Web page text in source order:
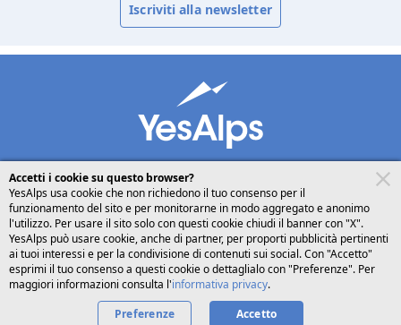
Iscriviti alla newsletter
desktop seguici su condividi
Italiano
Privacy Cookies Chi siamo
Accetti i cookie su questo browser?
YesAlps usa cookie che non richiedono il tuo consenso per il
funzionamento del sito e per monitorarne in modo aggregato e anonimo
l'utilizzo. Per usare il sito solo con questi cookie chiudi il banner con "X".
YesAlps può usare cookie, anche di partner, per proporti pubblicità pertinenti
ai tuoi interessi e per la condivisione di contenuti sui social. Con "Accetto"
esprimi il tuo consenso a questi cookie o dettaglialo con "Preferenze". Per
maggiori informazioni consulta l'informativa privacy.
Preferenze
Accetto